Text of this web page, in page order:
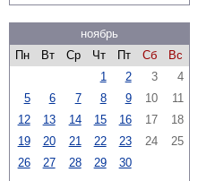
ноябрь
Пн
Вт Ср Чт Пт Сб
Вс
1
2 3
4
5
6 7 8 9 10
11
12
13 14 15 16 17
18
19
20 21 22 23 24
25
26
27 28 29 30